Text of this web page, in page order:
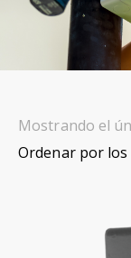
Mostrando el